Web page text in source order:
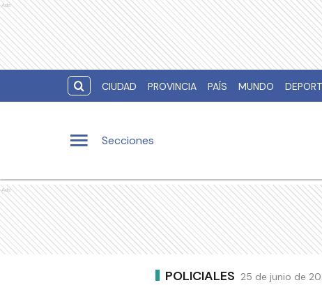
Ads
CIUDAD PROVINCIA PAÍS MUNDO
Secciones
Ads
POLICIALES 25 de junio de